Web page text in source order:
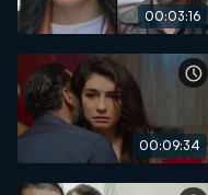
00:03:16
00:09:34